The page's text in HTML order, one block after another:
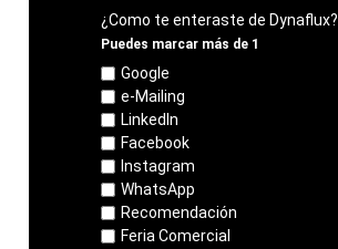
¿Como te enteraste de Dynaflux?
Puedes marcar más de 1
Google
e-Mailing
LinkedIn
Facebook
Instagram
WhatsApp
Recomendación
Feria Comercial